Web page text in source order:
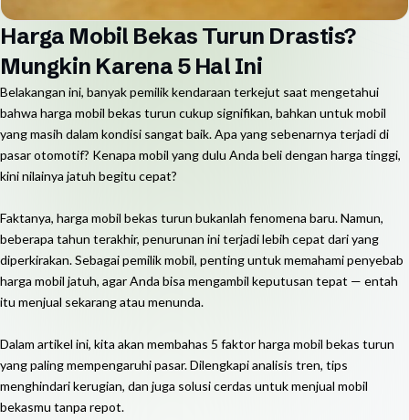
Harga Mobil Bekas Turun Drastis?
Mungkin Karena 5 Hal Ini
Belakangan ini, banyak pemilik kendaraan terkejut saat mengetahui
bahwa harga mobil bekas turun cukup signifikan, bahkan untuk mobil
yang masih dalam kondisi sangat baik. Apa yang sebenarnya terjadi di
pasar otomotif? Kenapa mobil yang dulu Anda beli dengan harga tinggi,
kini nilainya jatuh begitu cepat?
Faktanya, harga mobil bekas turun bukanlah fenomena baru. Namun,
beberapa tahun terakhir, penurunan ini terjadi lebih cepat dari yang
diperkirakan. Sebagai pemilik mobil, penting untuk memahami penyebab
harga mobil jatuh, agar Anda bisa mengambil keputusan tepat — entah
itu menjual sekarang atau menunda.
Dalam artikel ini, kita akan membahas 5 faktor harga mobil bekas turun
yang paling mempengaruhi pasar. Dilengkapi analisis tren, tips
menghindari kerugian, dan juga solusi cerdas untuk menjual mobil
bekasmu tanpa repot.